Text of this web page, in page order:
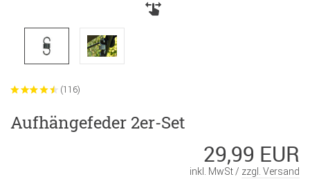
(116)
Aufhängefeder 2er-Set
29,99 EUR
inkl. MwSt / zzgl. Versand